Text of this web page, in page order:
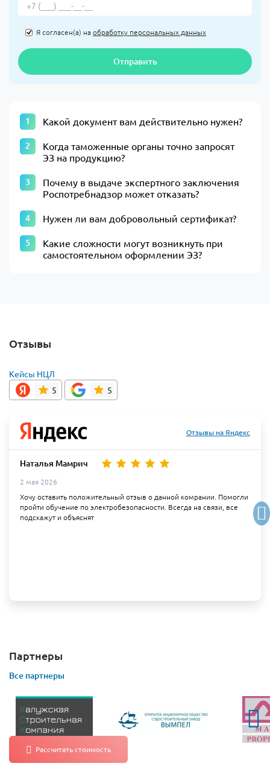
Я согласен(а) наобработку персональных данных
Отправить
Какой документ вам действительно нужен?
Когда таможенные органы точно запросят
ЭЗ на продукцию?
Почему в выдаче экспертного заключения
Роспотребнадзор может отказать?
Нужен ли вам добровольный сертификат?
Какие сложности могут возникнуть при
самостоятельном оформлении ЭЗ?
Отзывы
Кейсы НЦЛ
5
5
Отзывы на Яндекс
Наталья Мамрич
2 мая 2026
Хочу оставить положительный отзыв о данной комрании. Помогли
пройти обучение по электробезопасности. Всегда на связи, все
подскажут и объяснят
Партнеры
Все партнеры